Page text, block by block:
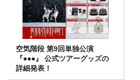
空気階段 第9回単独公演
『●●●』 公式ツアーグッズの
詳細発表！